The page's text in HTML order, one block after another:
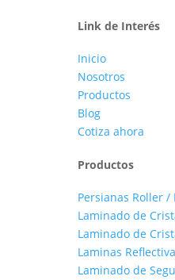
Link de Interés
Inicio
Nosotros
Productos
Blog
Cotiza ahora
Productos
Persianas Roller /
Laminado de
Laminado de
Laminas
Laminado de